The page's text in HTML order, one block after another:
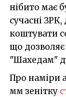
нібито має
сучасні
коштувати
що дозволяє
"Шахедам"
Про наміри
мм зенітку